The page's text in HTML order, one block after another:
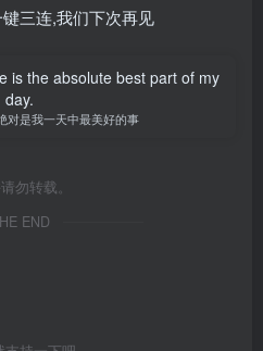
三连,我们下次再见
is the absolute best part of my
day.
对是我一天中最美好的事
勿转载。
END